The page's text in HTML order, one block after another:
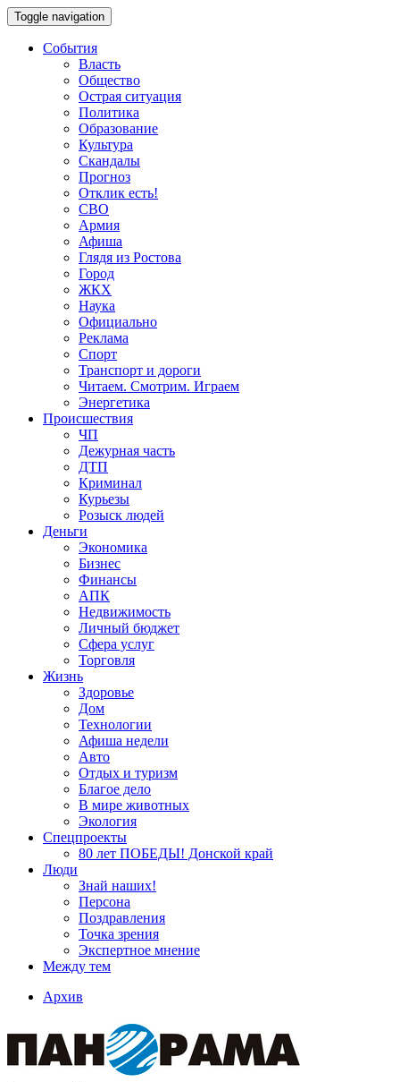
Toggle navigation
События
Власть
Общество
Острая ситуация
Политика
Образование
Культура
Скандалы
Прогноз
Отклик есть!
СВО
Армия
Афиша
Глядя из Ростова
Город
ЖКХ
Наука
Официально
Реклама
Спорт
Транспорт и дороги
Читаем. Смотрим. Играем
Энергетика
Происшествия
ЧП
Дежурная часть
ДТП
Криминал
Курьезы
Розыск людей
Деньги
Экономика
Бизнес
Финансы
АПК
Недвижимость
Личный бюджет
Сфера услуг
Торговля
Жизнь
Здоровье
Дом
Технологии
Афиша недели
Авто
Отдых и туризм
Благое дело
В мире животных
Экология
Спецпроекты
80 лет ПОБЕДЫ! Донской край
Люди
Знай наших!
Персона
Поздравления
Точка зрения
Экспертное мнение
Между тем
Архив